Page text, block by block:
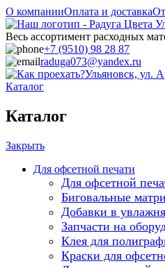
О компанииОплата и доставка
Весь ассортимент расходных
+7 (9510) 98 28 87
raduga073@yandex.ru
Ульяновск, ул.
Каталог
Каталог
Закрыть
Для офсетной печати
Для офсетной
Биговальные
Добавки в
Запчасти на
Клея для
Краски для